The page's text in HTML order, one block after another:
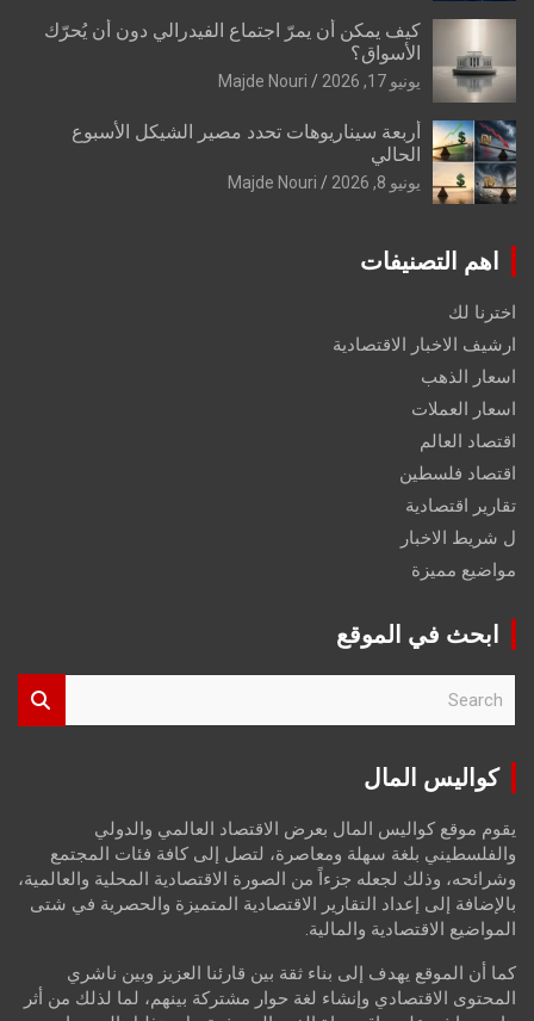
كيف يمكن أن يمرّ اجتماع الفيدرالي دون أن يُحرّك
الأسواق؟
يونيو 17, 2026 Majde Nouri
أربعة سيناريوهات تحدد مصير الشيكل الأسبوع
الحالي
يونيو 8, 2026 Majde Nouri
اهم التصنيفات
اخترنا لك
ارشيف الاخبار الاقتصادية
اسعار الذهب
اسعار العملات
اقتصاد العالم
اقتصاد فلسطين
تقارير اقتصادية
ل شريط الاخبار
مواضيع مميزة
ابحث في الموقع
r
كواليس المال
يقوم موقع كواليس المال بعرض الاقتصاد العالمي والدولي
والفلسطيني بلغة سهلة ومعاصرة، لتصل إلى كافة فئات المجتمع
وشرائحه، وذلك لجعله جزءاً من الصورة الاقتصادية المحلية والعالمية،
بالإضافة إلى إعداد التقارير الاقتصادية المتميزة والحصرية في شتى
المواضيع الاقتصادية والمالية.
كما أن الموقع يهدف إلى بناء ثقة بين قارئنا العزيز وبين ناشري
المحتوى الاقتصادي وإنشاء لغة حوار مشتركة بينهم، لما لذلك من أثر